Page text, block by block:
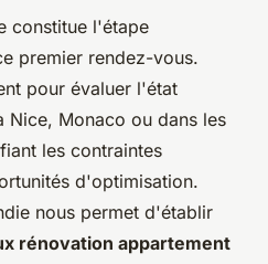
constitue l'étape
premier rendez-vous.
pour évaluer l'état
Nice, Monaco ou dans les
les contraintes
d'optimisation.
nous permet d'établir
rénovation appartement